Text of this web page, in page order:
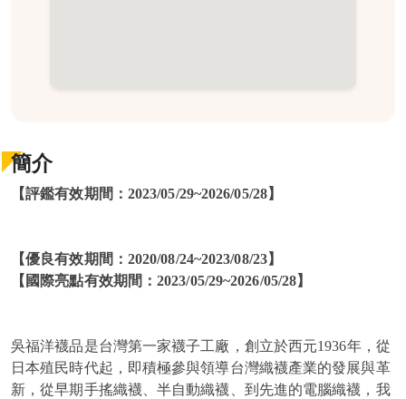
簡介
【評鑑有效期間：2023/05/29~2026/05/28】
【優良有效期間：2020/08/24~2023/08/23】
【國際亮點有效期間：2023/05/29~2026/05/28】
吳福洋襪品是台灣第一家襪子工廠，創立於西元1936年，從
日本殖民時代起，即積極參與領導台灣織襪產業的發展與革
新，從早期手搖織襪、半自動織襪、到先進的電腦織襪，我